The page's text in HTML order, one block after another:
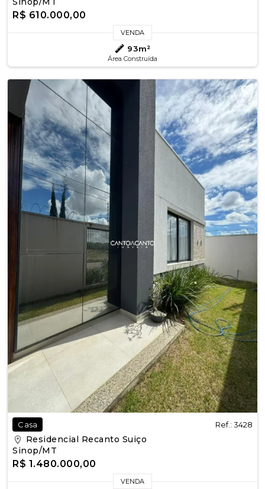
R$ 610.000,00
VENDA
93m²
Área Construída
Casa Ref.: 3428
Residencial Recanto Suiço
Sinop/MT
R$ 1.480.000,00
VENDA